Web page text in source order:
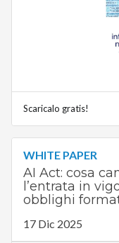
Scaricalo gratis!
WHITE PAPER
AI Act: cosa
l’entrata in
obblighi
17 Dic 2025